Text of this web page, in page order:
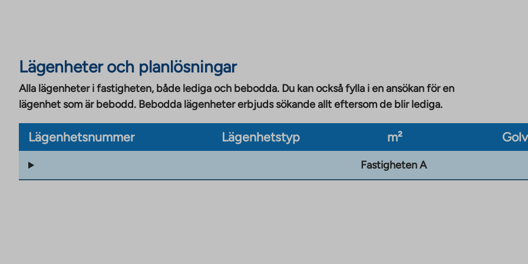
Lägenheter och planlösningar
Alla lägenheter i fastigheten, både lediga och bebodda. Du kan också fylla i en ansökan för en
lägenhet som är bebodd. Bebodda lägenheter erbjuds sökande allt eftersom de blir lediga.
Lägenhetsnummer Lägenhetstyp m² Golv
Fastigheten A